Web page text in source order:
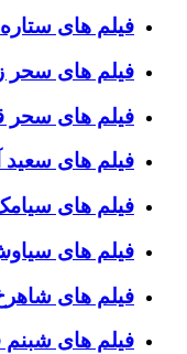
فیلم های
فیلم های سحر
فیلم های سحر
فیلم های سعید
فیلم های
فیلم های
فیلم های
فیلم های